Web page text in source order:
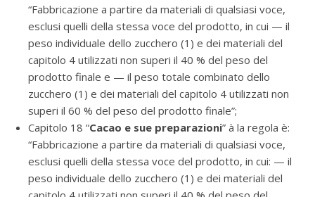
“Fabbricazione a partire da materiali di qualsiasi voce,
esclusi quelli della stessa voce del prodotto, in cui — il
peso individuale dello zucchero (1) e dei materiali del
capitolo 4 utilizzati non superi il 40 % del peso del
prodotto finale e — il peso totale combinato dello
zucchero (1) e dei materiali del capitolo 4 utilizzati non
superi il 60 % del peso del prodotto finale”;
Capitolo 18 “Cacao e sue preparazioni” à la regola è:
“Fabbricazione a partire da materiali di qualsiasi voce,
esclusi quelli della stessa voce del prodotto, in cui: — il
peso individuale dello zucchero (1) e dei materiali del